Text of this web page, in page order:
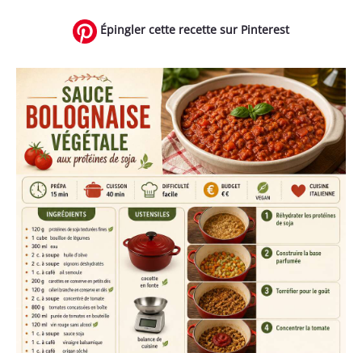
Épingler cette recette sur Pinterest